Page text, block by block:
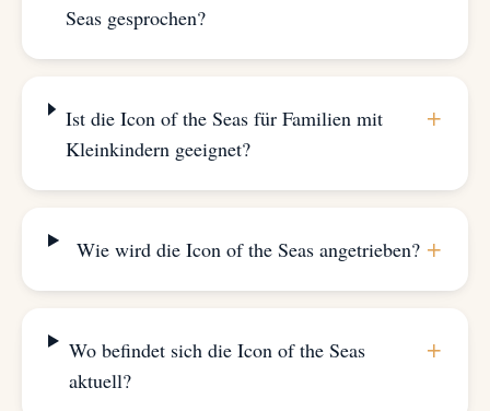
Seas gesprochen?
Ist die Icon of the Seas für Familien mit
Kleinkindern geeignet?
+
Wie wird die Icon of the Seas angetrieben? +
Wo befindet sich die Icon of the Seas
aktuell?
+